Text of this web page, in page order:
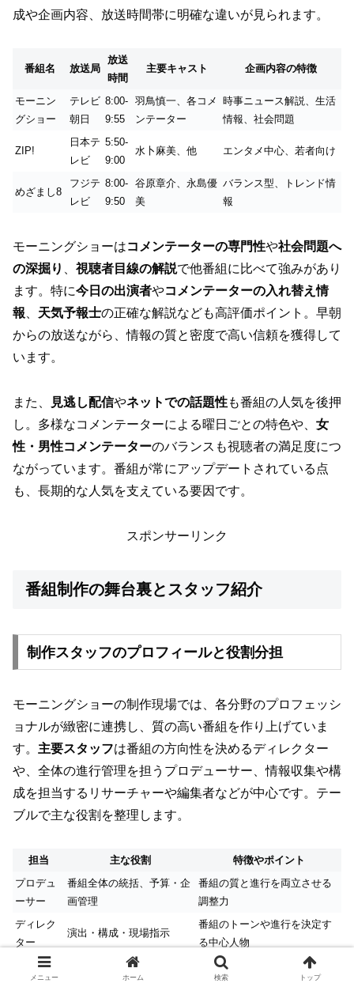
成や企画内容、放送時間帯に明確な違いが見られます。
番組名 放送局
放送
時間
主要キャスト 企画内容の特徴
モーニン
グショー
テレビ
朝日
8:00-
9:55
羽鳥慎一、各コメ
ンテーター
時事ニュース解説、生活
情報、社会問題
ZIP!
日本テ
レビ
5:50-
9:00
水卜麻美、他 エンタメ中心、若者向け
めざまし8
フジテ
レビ
8:00-
9:50
谷原章介、永島優
美
バランス型、トレンド情
報
モーニングショーはコメンテーターの専門性や社会問題へ
の深掘り
視聴者目線の解説で他番組に比べて強みがあり
ます。特に今日の出演者やコメンテーターの入れ替え情
報
天気予報士の正確な解説なども高評価ポイント。早朝
からの放送ながら、情報の質と密度で高い信頼を獲得して
います。
また、 見逃し配信やネットでの話題性も番組の人気を後押
し。多様なコメンテーターによる曜日ごとの特色や、 女
性・男性コメンテーターのバランスも視聴者の満足度につ
ながっています。番組が常にアップデートされている点
も、長期的な人気を支えている要因です。
スポンサーリンク
番組制作の舞台裏とスタッフ紹介
制作スタッフのプロフィールと役割分担
モーニングショーの制作現場では、各分野のプロフェッシ
ョナルが緻密に連携し、質の高い番組を作り上げていま
す。 主要スタッフは番組の方向性を決めるディレクター
や、全体の進行管理を担うプロデューサー、情報収集や構
成を担当するリサーチャーや編集者などが中心です。テー
ブルで主な役割を整理します。
担当 主な役割
特徴やポイント
プロデュ
ーサー
番組全体の統括、予算・企
画管理
番組の質と進行を両立させる
調整力
ディレク
ター
演出・構成・現場指示
番組のトーンや進行を決定す
る中心人物
リサーチ
ャー
ニュースや企画の情報収
集、裏付け調査
最新ニュースや社会動向を素
早く反映
メニュー ホーム 検索 トップ